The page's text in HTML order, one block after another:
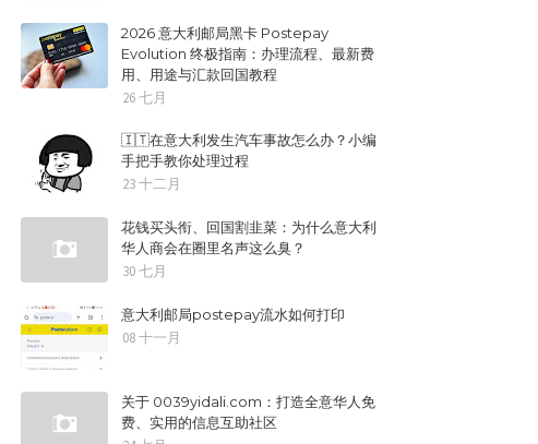
2026 意大利邮局黑卡 Postepay
Evolution 终极指南：办理流程、最新费
用、用途与汇款回国教程
26 七月
🇮🇹在意大利发生汽车事故怎么办？小编
手把手教你处理过程
23 十二月
花钱买头衔、回国割韭菜：为什么意大利
华人商会在圈里名声这么臭？
30 七月
意大利邮局postepay流水如何打印
08 十一月
关于 0039yidali.com：打造全意华人免
费、实用的信息互助社区